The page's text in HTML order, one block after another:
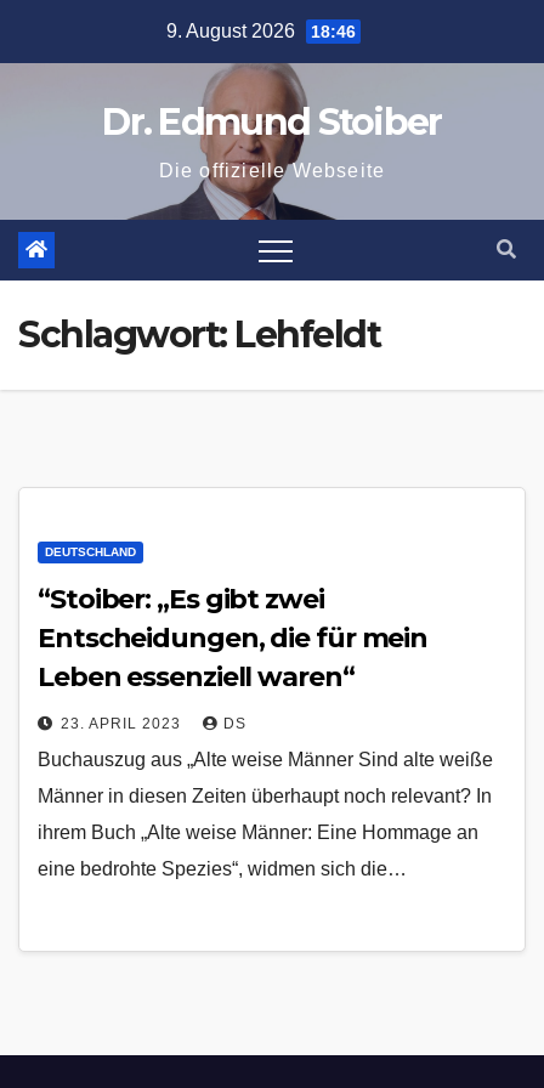
9. August 2026 18:46
Dr. Edmund Stoiber
Die offizielle Webseite
Schlagwort: Lehfeldt
DEUTSCHLAND
“Stoiber: „Es gibt zwei
Entscheidungen, die für mein
Leben essenziell waren“
23. APRIL 2023 DS
Buchauszug aus „Alte weise Männer Sind alte weiße
Männer in diesen Zeiten überhaupt noch relevant? In
ihrem Buch „Alte weise Männer: Eine Hommage an
eine bedrohte Spezies“, widmen sich die…